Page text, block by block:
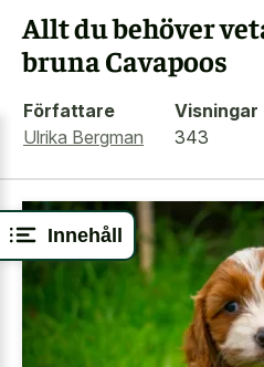
Innehåll
Allt du behöver
bruna Cavapoos
Författare
Ulrika Bergman
Visningar
343